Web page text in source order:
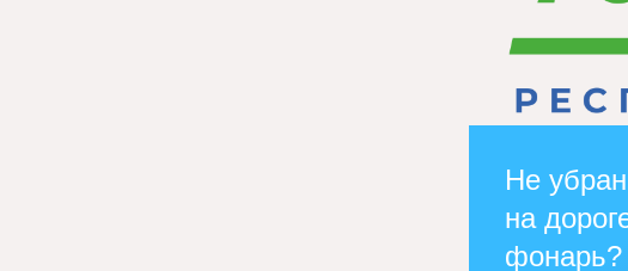
Не
на
фонарь?